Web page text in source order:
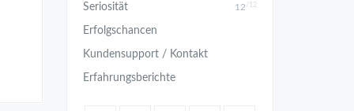
Seriosität 12 /12
Erfolgschancen
Kundensupport / Kontakt
Erfahrungsberichte